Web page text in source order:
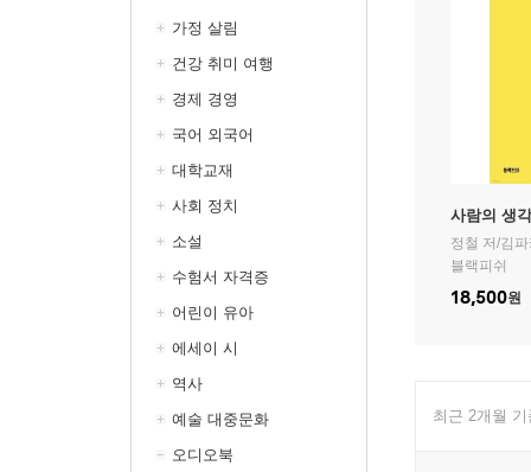
가정 살림
건강 취미 여행
경제 경영
국어 외국어
대학교재
사회 정치
소설
수험서 자격증
어린이 유아
에세이 시
역사
예술 대중문화
오디오북
사람의 생
정철 저/김
블랙피쉬
18,500원
최근 2개월